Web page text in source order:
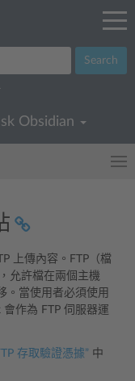
Search
Obsidian
上傳內容。FTP（檔
允許檔在兩個主機
。當使用者必須使用
會作為 FTP 伺服器運
存取驗證憑據” 中